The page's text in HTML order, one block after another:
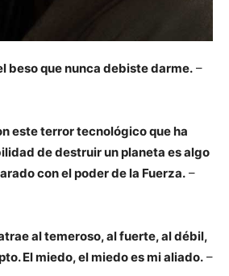
beso que nunca debiste darme. –
este terror tecnológico que ha
de destruir un planeta es algo
con el poder de la Fuerza. –
al temeroso, al fuerte, al débil,
El miedo, el miedo es mi aliado. –